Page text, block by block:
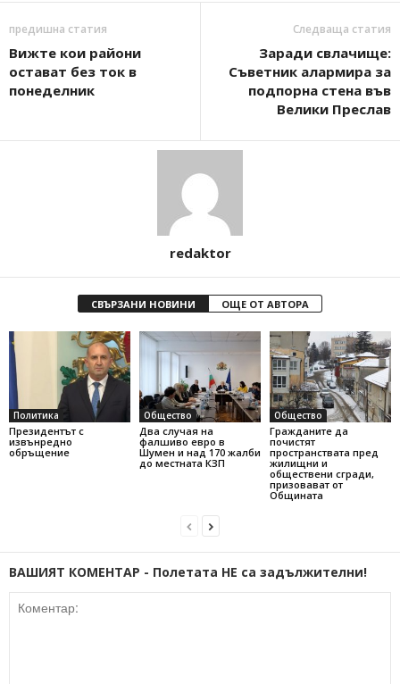
предишна статия
Вижте кои райони
остават без ток в
понеделник
Следваща статия
Заради свлачище:
Съветник алармира за
подпорна стена във
Велики Преслав
redaktor
СВЪРЗАНИ НОВИНИ ОЩЕ ОТ АВТОРА
Политика
Президентът с
извънредно
обръщение
Общество
Два случая на
фалшиво евро в
Шумен и над 170 жалби
до местната КЗП
Общество
Гражданите да
почистят
пространствата пред
жилищни и
обществени сгради,
призовават от
Общината
ВАШИЯТ КОМЕНТАР - Полетата НЕ са задължителни!